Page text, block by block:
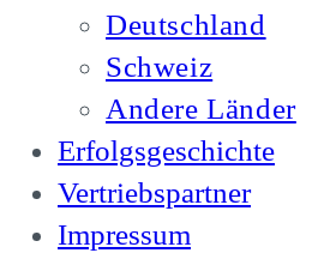
Deutschland
Schweiz
Andere Länder
Erfolgsgeschichte
Vertriebspartner
Impressum